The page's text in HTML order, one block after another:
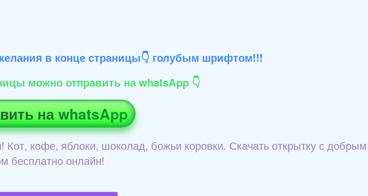
в конце страницы👇 голубым шрифтом!!!
можно отправить на whatsApp 👇
на whatsApp
кофе, яблоки, шоколад, божьи коровки. Скачать открытку с добрым
бесплатно онлайн!